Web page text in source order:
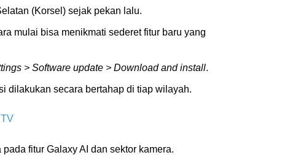
(Korsel) sejak pekan lalu.
mulai bisa menikmati sederet fitur baru yang
> Software update > Download and install.
dilakukan secara bertahap di tiap wilayah.
fitur Galaxy AI dan sektor kamera.